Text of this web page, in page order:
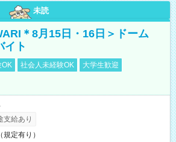
未読
＊8月15日・16日＞ドーム
イト
OK 社会人未経験OK
大学生歓迎
支給あり
規定有り）